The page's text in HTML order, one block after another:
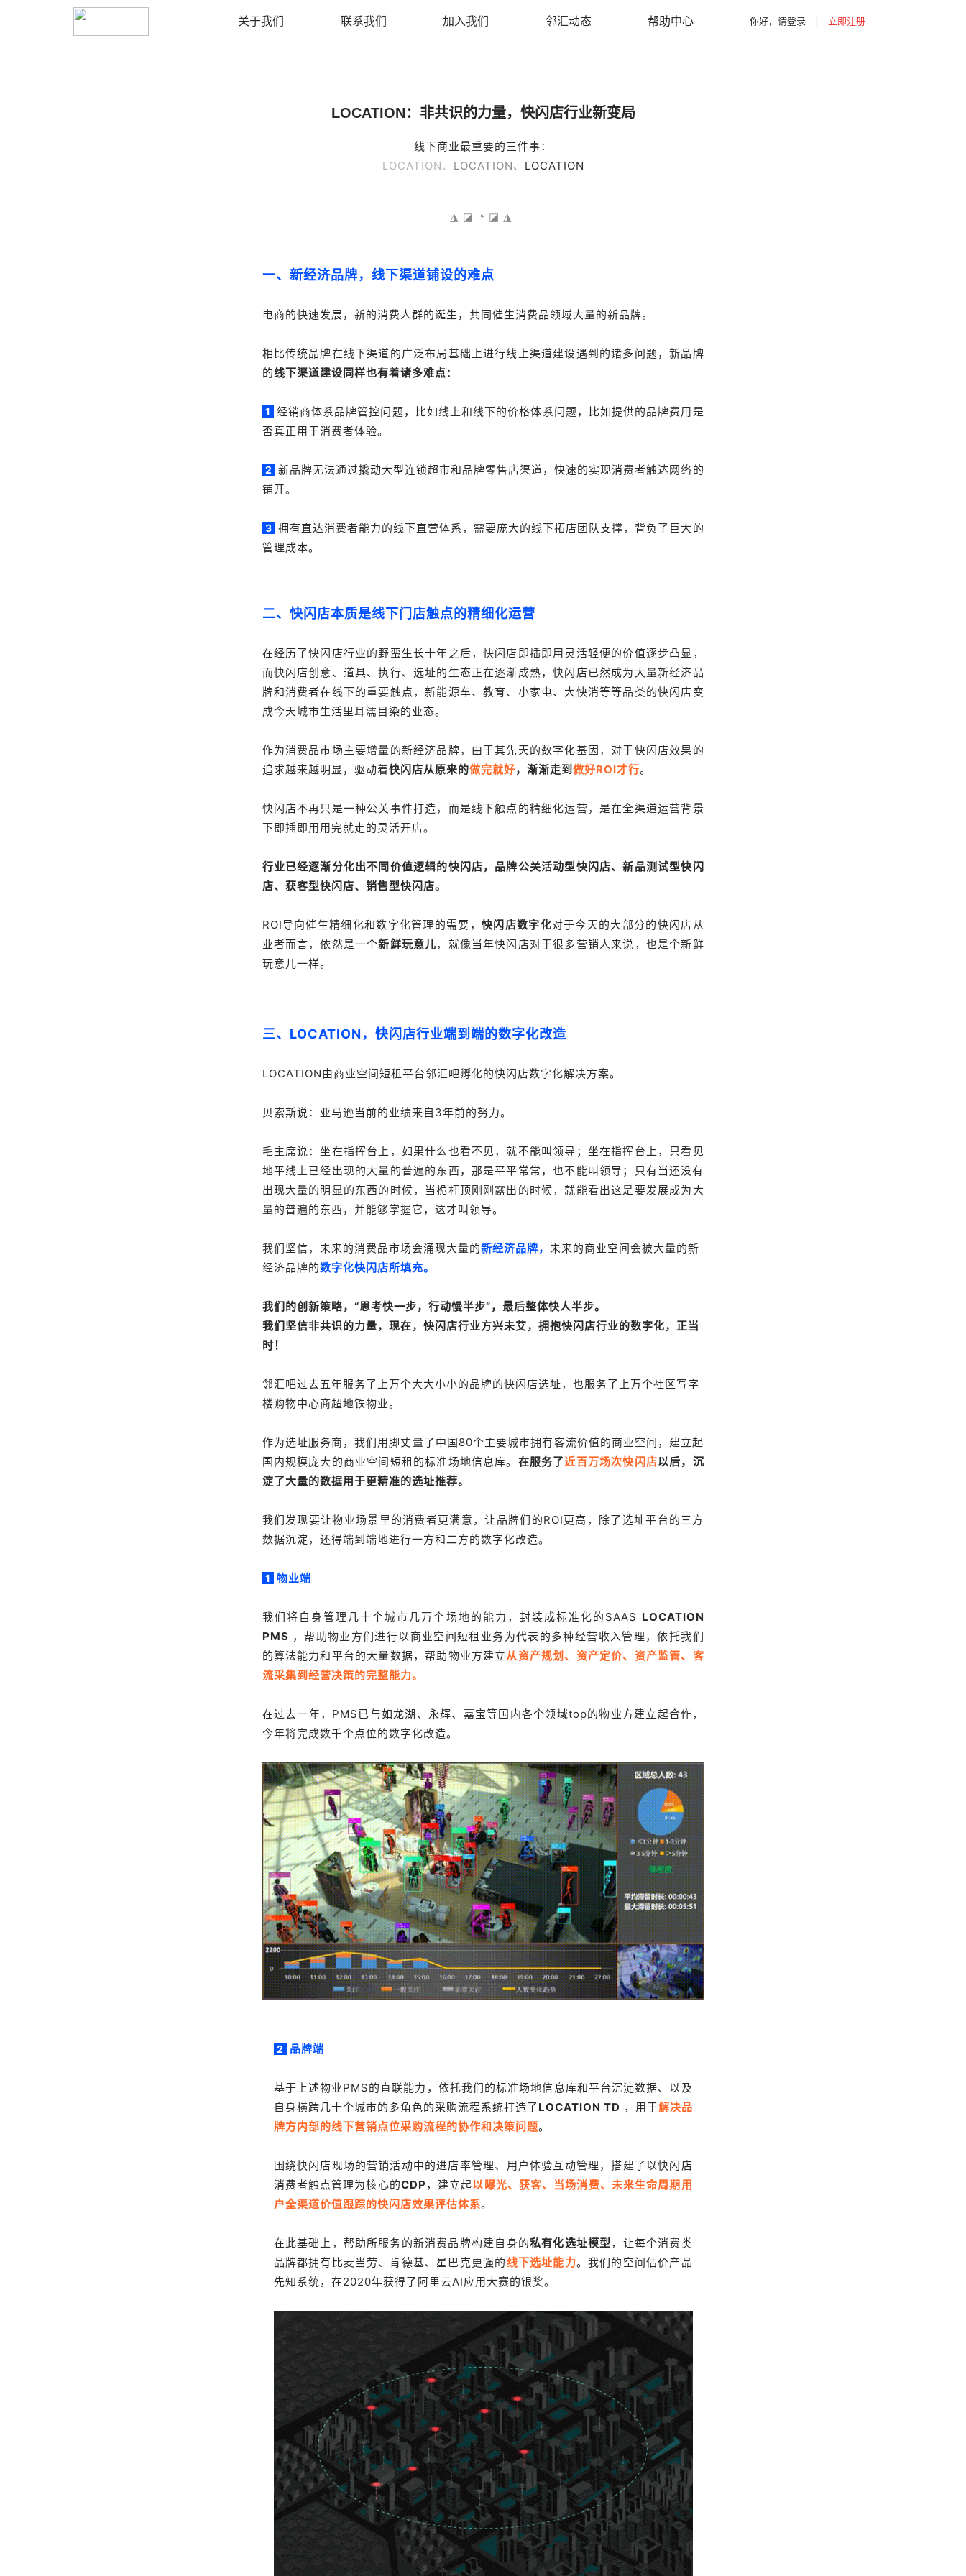
网站导航
立即注册
你好，请登录
关于我们 联系我们 加入我们 邻汇动态 帮助中心 你好，请登录 立即注册
LOCATION：非共识的力量，快闪店行业新变局
线下商业最重要的三件事：
LOCATION、 LOCATION、 LOCATION
◮ ◪ ◔ ◪ ◮
一、新经济品牌，线下渠道铺设的难点
电商的快速发展，新的消费人群的诞生，共同催生消费品领域大量的新品牌。
相比传统品牌在线下渠道的广泛布局基础上进行线上渠道建设遇到的诸多问题，新品牌
的线下渠道建设同样也有着诸多难点：
1 经销商体系品牌管控问题，比如线上和线下的价格体系问题，比如提供的品牌费用是
否真正用于消费者体验。
2 新品牌无法通过撬动大型连锁超市和品牌零售店渠道，快速的实现消费者触达网络的
铺开。
3 拥有直达消费者能力的线下直营体系，需要庞大的线下拓店团队支撑，背负了巨大的
管理成本。
二、快闪店本质是线下门店触点的精细化运营
在经历了快闪店行业的野蛮生长十年之后，快闪店即插即用灵活轻便的价值逐步凸显，
而快闪店创意、道具、执行、选址的生态正在逐渐成熟，快闪店已然成为大量新经济品
牌和消费者在线下的重要触点，新能源车、教育、小家电、大快消等等品类的快闪店变
成今天城市生活里耳濡目染的业态。
作为消费品市场主要增量的新经济品牌，由于其先天的数字化基因，对于快闪店效果的
追求越来越明显，驱动着快闪店从原来的做完就好，渐渐走到做好ROI才行。
快闪店不再只是一种公关事件打造，而是线下触点的精细化运营，是在全渠道运营背景
下即插即用用完就走的灵活开店。
行业已经逐渐分化出不同价值逻辑的快闪店， 品牌公关活动型快闪店、新品测试型快闪
店、获客型快闪店、销售型快闪店。
ROI导向催生精细化和数字化管理的需要， 快闪店数字化对于今天的大部分的快闪店从
业者而言，依然是一个新鲜玩意儿，就像当年快闪店对于很多营销人来说，也是个新鲜
玩意儿一样。
三、LOCATION，快闪店行业端到端的数字化改造
LOCATION由商业空间短租平台邻汇吧孵化的快闪店数字化解决方案。
贝索斯说：亚马逊当前的业绩来自3年前的努力。
毛主席说：坐在指挥台上，如果什么也看不见，就不能叫领导；坐在指挥台上，只看见
地平线上已经出现的大量的普遍的东西，那是平平常常，也不能叫领导；只有当还没有
出现大量的明显的东西的时候，当桅杆顶刚刚露出的时候，就能看出这是要发展成为大
量的普遍的东西，并能够掌握它，这才叫领导。
我们坚信， 未来的消费品市场会涌现大量的新经济品牌， 未来的商业空间会被大量的新
经济品牌的数字化快闪店所填充。
我们的创新策略，“思考快一步，行动慢半步”，最后整体快人半步。
我们坚信非共识的力量，现在，快闪店行业方兴未艾， 拥抱快闪店行业的数字化，正当
时！
邻汇吧过去五年服务了上万个大大小小的品牌的快闪店选址，也服务了上万个社区写字
楼购物中心商超地铁物业。
作为选址服务商，我们用脚丈量了中国80个主要城市拥有客流价值的商业空间，建立起
国内规模庞大的商业空间短租的标准场地信息库。 在服务了近百万场次快闪店以后，沉
淀了大量的数据用于更精准的选址推荐。
我们发现要让物业场景里的消费者更满意，让品牌们的ROI更高，除了选址平台的三方
数据沉淀，还得端到端地进行一方和二方的数字化改造。
1 物业端
我们将自身管理几十个城市几万个场地的能力，封装成标准化的SAAS LOCATION
PMS ，帮助物业方们进行以商业空间短租业务为代表的多种经营收入管理，依托我们
的算法能力和平台的大量数据，帮助物业方建立从资产规划、资产定价、资产监管、客
流采集到经营决策的完整能力。
在过去一年，PMS已与如龙湖、永辉、嘉宝等国内各个领域top的物业方建立起合作，
今年将完成数千个点位的数字化改造。
2 品牌端
基于上述物业PMS的直联能力，依托我们的标准场地信息库和平台沉淀数据、以及
自身横跨几十个城市的多角色的采购流程系统打造了 LOCATION TD ，用于解决品
牌方内部的线下营销点位采购流程的协作和决策问题。
围绕快闪店现场的营销活动中的进店率管理、用户体验互动管理，搭建了以快闪店
消费者触点管理为核心的CDP ，建立起以曝光、获客、当场消费、未来生命周期用
户全渠道价值跟踪的快闪店效果评估体系。
在此基础上，帮助所服务的新消费品牌构建自身的私有化选址模型 ，让每个消费类
品牌都拥有比麦当劳、肯德基、星巴克更强的线下选址能力。我们的空间估价产品
先知系统，在2020年获得了阿里云AI应用大赛的银奖。